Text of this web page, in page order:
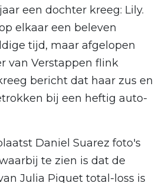
een dochter kreeg: Lily.
elkaar een beleven
tijd, maar afgelopen
van Verstappen flink
bericht dat haar zus en
bij een heftig auto-
Daniel Suarez foto's
te zien is dat de
Julia Piquet total-loss is